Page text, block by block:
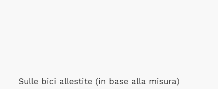
Sulle bici allestite (in base alla misura)